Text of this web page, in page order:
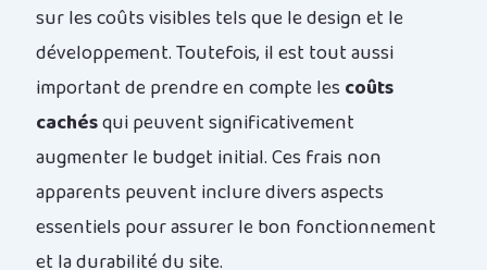
sur les coûts visibles tels que le design et le
développement. Toutefois, il est tout aussi
important de prendre en compte les coûts
cachésqui peuvent significativement
augmenter le budget initial. Ces frais non
apparents peuvent inclure divers aspects
essentiels pour assurer le bon fonctionnement
et la durabilité du site.